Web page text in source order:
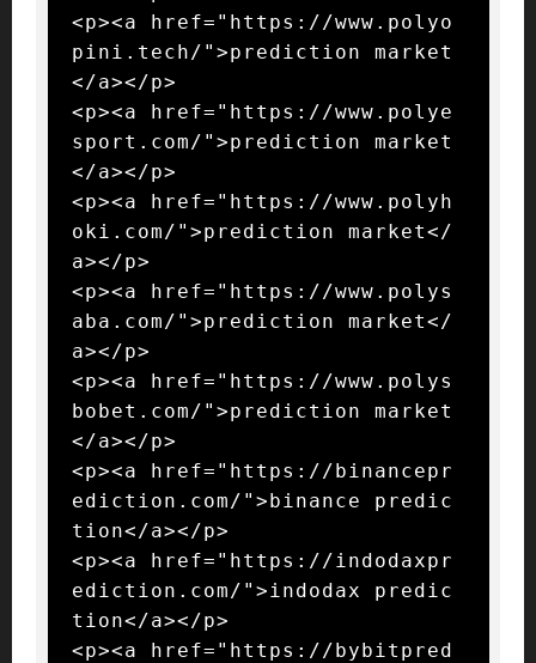
<p><a href="https://www.polyo
pini.tech/">prediction market
</a></p>
<p><a href="https://www.polye
sport.com/">prediction market
</a></p>
<p><a href="https://www.polyh
oki.com/">prediction market</
a></p>
<p><a href="https://www.polys
aba.com/">prediction market</
a></p>
<p><a href="https://www.polys
bobet.com/">prediction market
</a></p>
<p><a href="https://binancepr
ediction.com/">binance predic
tion</a></p>
<p><a href="https://indodaxpr
ediction.com/">indodax predic
tion</a></p>
<p><a href="https://bybitpred